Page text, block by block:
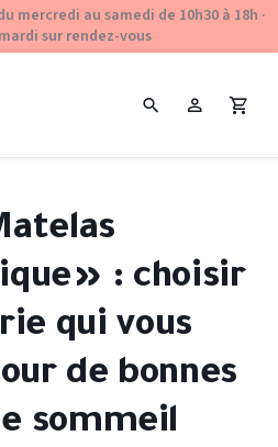
mercredi au samedi de 10h30 à 18h ·
sur rendez-vous
» : choisir
qui vous
de bonnes
sommeil